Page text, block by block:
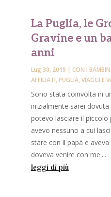
La Puglia, le
Gravine e un
anni
Lug 30, 2019 | CON I BAMBINI
AFFILIATI,PUGLIA,VIAGGI E
Sono stata coinvolta in
inizialmente sarei
potevo lasciare il piccolo
avevo nessuno a cui
stare con il papà e
doveva venire con me....
leggi di più